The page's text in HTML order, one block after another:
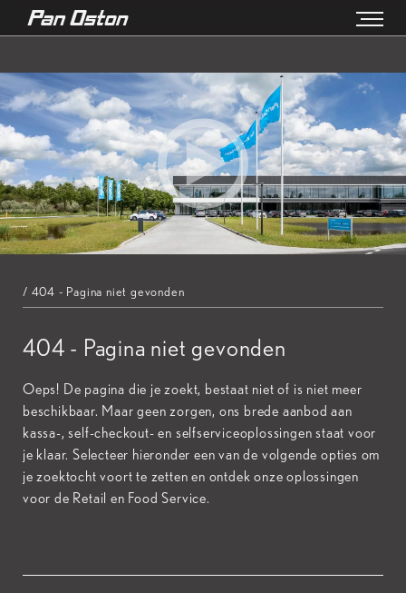
/ 404 - Pagina niet gevonden
404 - Pagina niet gevonden
Oeps! De pagina die je zoekt, bestaat niet of is niet meer
beschikbaar. Maar geen zorgen, ons brede aanbod aan
kassa-, self-checkout- en selfserviceoplossingen staat voor
je klaar. Selecteer hieronder een van de volgende opties om
je zoektocht voort te zetten en ontdek onze oplossingen
voor de Retail en Food Service.